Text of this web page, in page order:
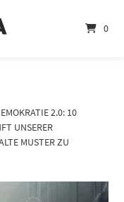
0
2.0: 10
UNSERER
MUSTER ZU